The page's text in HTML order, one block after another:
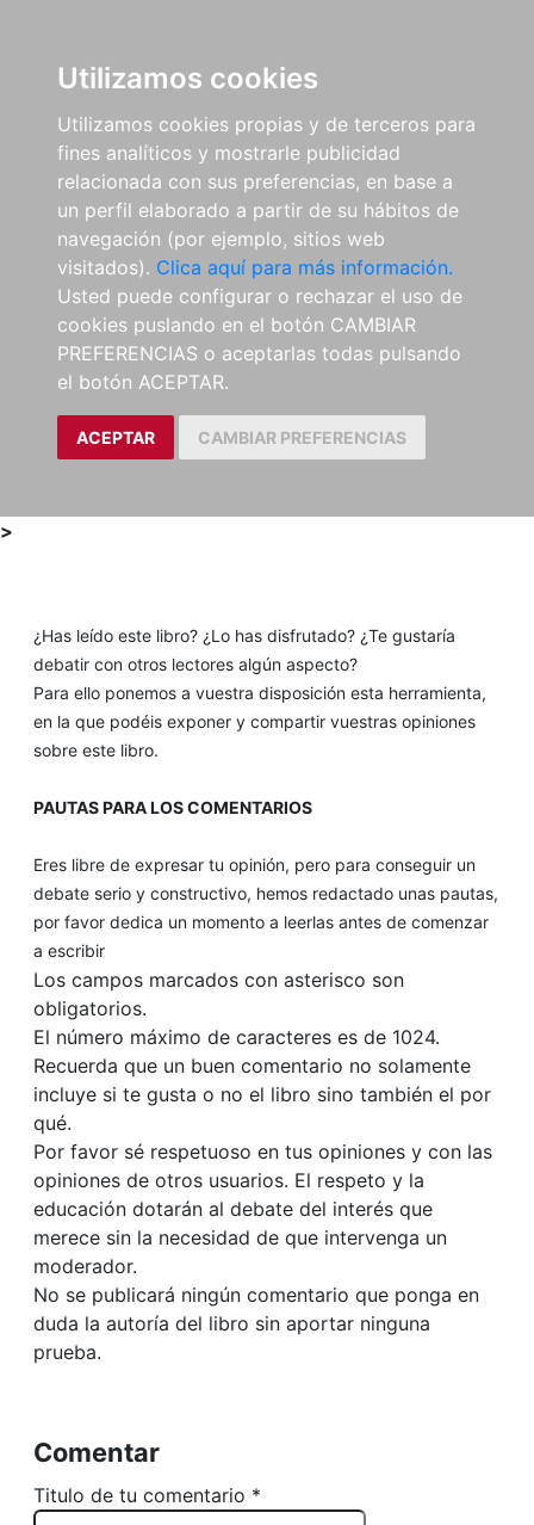
Utilizamos cookies
Utilizamos cookies propias y de terceros para
fines analíticos y mostrarle publicidad
relacionada con sus preferencias, en base a
un perfil elaborado a partir de su hábitos de
navegación (por ejemplo, sitios web
visitados). Clica aquí para más información.
Usted puede configurar o rechazar el uso de
cookies puslando en el botón CAMBIAR
PREFERENCIAS o aceptarlas todas pulsando
el botón ACEPTAR.
ACEPTAR CAMBIAR PREFERENCIAS
>
¿Has leído este libro? ¿Lo has disfrutado? ¿Te gustaría
debatir con otros lectores algún aspecto?
Para ello ponemos a vuestra disposición esta herramienta,
en la que podéis exponer y compartir vuestras opiniones
sobre este libro.
PAUTAS PARA LOS COMENTARIOS
Eres libre de expresar tu opinión, pero para conseguir un
debate serio y constructivo, hemos redactado unas pautas,
por favor dedica un momento a leerlas antes de comenzar
a escribir
Los campos marcados con asterisco son
obligatorios.
El número máximo de caracteres es de 1024.
Recuerda que un buen comentario no solamente
incluye si te gusta o no el libro sino también el por
qué.
Por favor sé respetuoso en tus opiniones y con las
opiniones de otros usuarios. El respeto y la
educación dotarán al debate del interés que
merece sin la necesidad de que intervenga un
moderador.
No se publicará ningún comentario que ponga en
duda la autoría del libro sin aportar ninguna
prueba.
Comentar
Titulo de tu comentario *